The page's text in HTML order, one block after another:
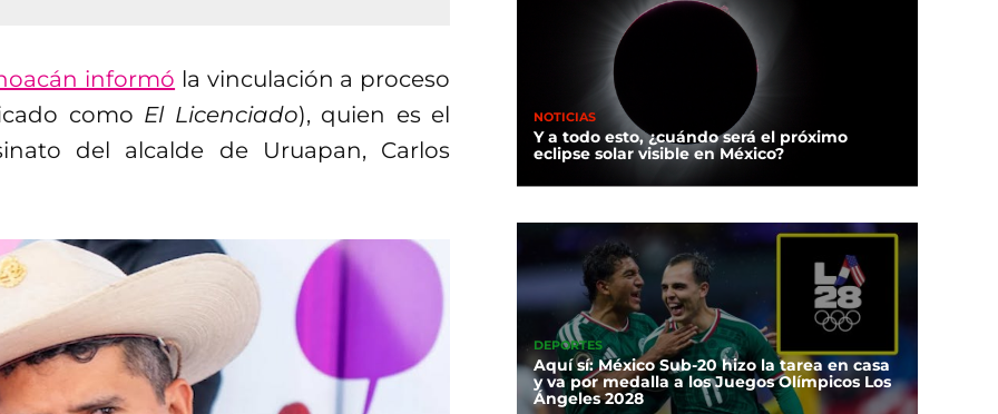
informó la vinculación a proceso
como El Licenciado), quien es el
del alcalde de Uruapan, Carlos
NOTICIAS
Y a todo esto, ¿cuándo será el próximo
eclipse solar visible en México?
DEPORTES
Aquí sí: México Sub-20 hizo la tarea en casa
y va por medalla a los Juegos Olímpicos Los
Ángeles 2028